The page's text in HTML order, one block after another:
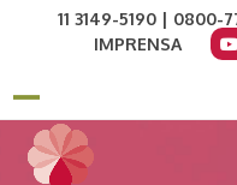
11 3149-5190 | 0800-
IMPRENSA
Open
mobile
Close
mobile